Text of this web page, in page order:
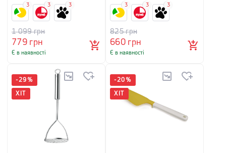
779грн
1 099грн
Є в наявності
3 3 3
660грн
825грн
Є в наявності
3 3 3
-29 %
ХІТ
-20 %
ХІТ